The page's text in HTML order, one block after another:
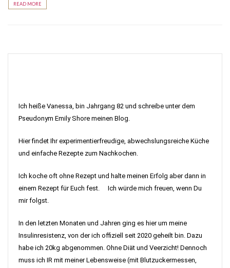
READ MORE
Ich heiße Vanessa, bin Jahrgang 82 und schreibe unter dem
Pseudonym Emily Shore meinen Blog.
Hier findet Ihr experimentierfreudige, abwechslungsreiche Küche
und einfache Rezepte zum Nachkochen.
Ich koche oft ohne Rezept und halte meinen Erfolg aber dann in
einem Rezept für Euch fest. Ich würde mich freuen, wenn Du
mir folgst.
In den letzten Monaten und Jahren ging es hier um meine
Insulinresistenz, von der ich offiziell seit 2020 geheilt bin. Dazu
habe ich 20kg abgenommen. Ohne Diät und Veerzicht! Dennoch
muss ich IR mit meiner Lebensweise (mit Blutzuckermessen,